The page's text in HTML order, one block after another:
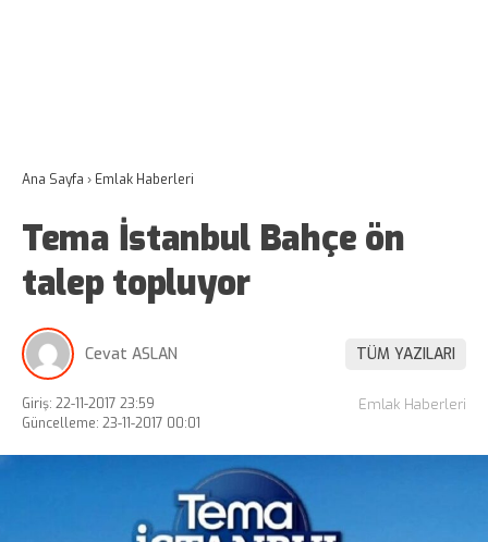
Ana Sayfa › Emlak Haberleri
Tema İstanbul Bahçe ön
talep topluyor
Cevat ASLAN TÜM YAZILARI
Giriş: 22-11-2017 23:59
Güncelleme: 23-11-2017 00:01
Emlak Haberleri